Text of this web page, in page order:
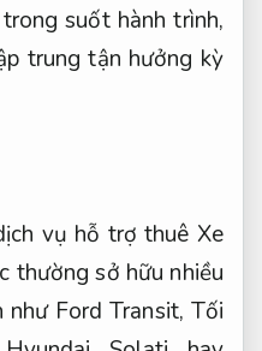
suốt hành trình,
trung tận hưởng kỳ
vụ hỗ trợ thuê Xe
thường sở hữu nhiều
như Ford Transit, Tối